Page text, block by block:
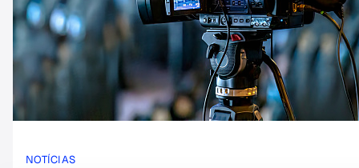
NOTÍCIAS